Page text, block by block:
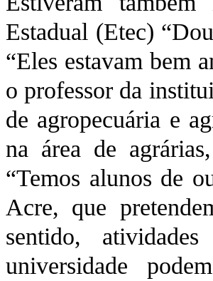
Estadual (Etec)
“Eles estavam bem
o professor da
de agropecuária e
na área de
“Temos alunos de
Acre, que
sentido,
universidade